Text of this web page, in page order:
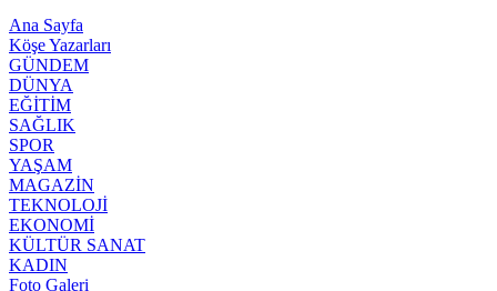
Ana Sayfa
Köşe Yazarları
GÜNDEM
DÜNYA
EĞİTİM
SAĞLIK
SPOR
YAŞAM
MAGAZİN
TEKNOLOJİ
EKONOMİ
KÜLTÜR SANAT
KADIN
Foto Galeri